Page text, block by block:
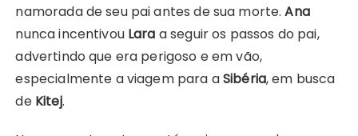
namorada de seu pai antes de sua morte.Ana
nunca incentivou Lara a seguir os passos do pai,
advertindo que era perigoso e em vão,
especialmente a viagem para aSibéria, em busca
de Kitej.